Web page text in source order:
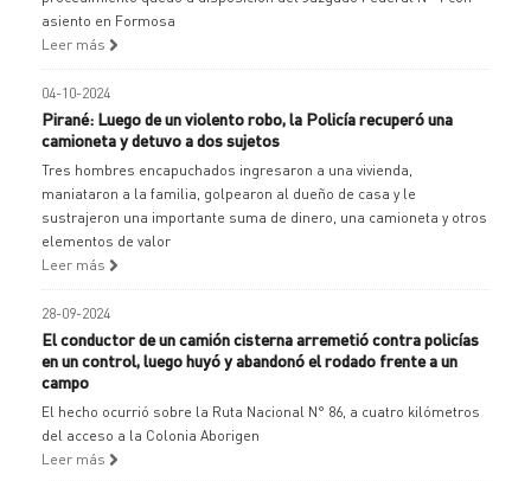
asiento en Formosa
Leer más
04-10-2024
Pirané: Luego de un violento robo, la Policía recuperó una
camioneta y detuvo a dos sujetos
Tres hombres encapuchados ingresaron a una vivienda,
maniataron a la familia, golpearon al dueño de casa y le
sustrajeron una importante suma de dinero, una camioneta y otros
elementos de valor
Leer más
28-09-2024
El conductor de un camión cisterna arremetió contra policías
en un control, luego huyó y abandonó el rodado frente a un
campo
El hecho ocurrió sobre la Ruta Nacional N° 86, a cuatro kilómetros
del acceso a la Colonia Aborigen
Leer más